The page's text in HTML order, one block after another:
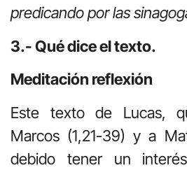
predicando por las
3.- Qué dice el texto.
Meditación reflexión
Este texto de Lucas,
Marcos (1,21-39) y a
debido tener un